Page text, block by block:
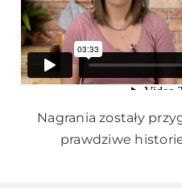
Nagrania zostały
prawdziwe